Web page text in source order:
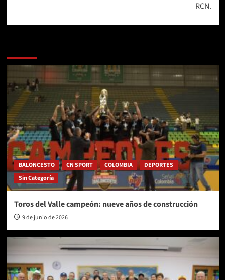
RCN.
BALONCESTO CN SPORT COLOMBIA
DEPORTES
Sin Categoría
Toros del Valle campeón: nueve años de construcción
9 de junio de 2026